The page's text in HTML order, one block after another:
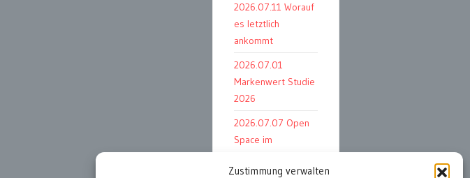
Zustimmung verwalten
2026.07.11 Worauf
es letztlich
ankommt
2026.07.01
Markenwert Studie
2026
2026.07.07 Open
Space im